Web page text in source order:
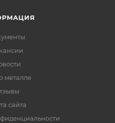
металле
сайта